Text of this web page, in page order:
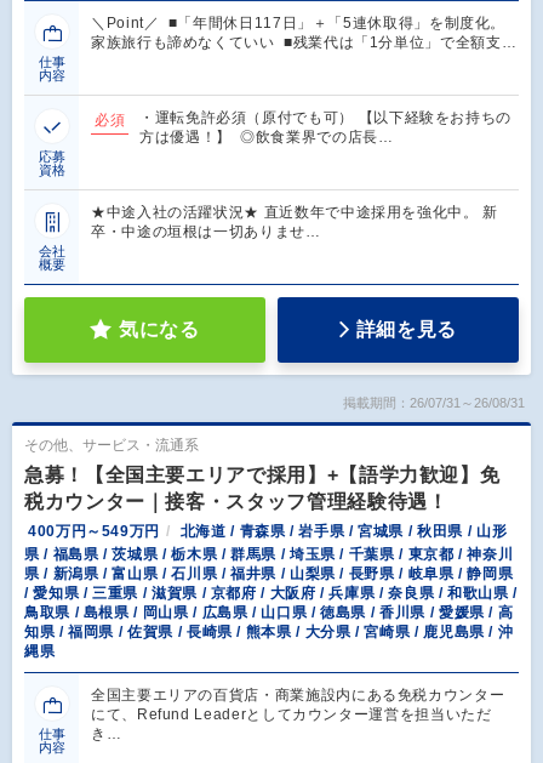
仕事
内容
＼Point／ ■「年間休日117日」＋「5連休取得」を制度化。
家族旅行も諦めなくていい ■残業代は「1分単位」で全額支…
応募
資格
必須
・運転免許必須（原付でも可） 【以下経験をお持ちの
方は優遇！】 ◎飲食業界での店長…
会社
概要
★中途入社の活躍状況★ 直近数年で中途採用を強化中。 新
卒・中途の垣根は一切ありませ…
気になる 詳細を見る
掲載期間：26/07/31～26/08/31
その他、サービス・流通系
急募！【全国主要エリアで採用】+【語学力歓迎】免
税カウンター｜接客・スタッフ管理経験待遇！
400万円～549万円
北海道 / 青森県 / 岩手県 / 宮城県 / 秋田県 / 山形
県 / 福島県 / 茨城県 / 栃木県 / 群馬県 / 埼玉県 / 千葉県 / 東京都 / 神奈川
県 / 新潟県 / 富山県 / 石川県 / 福井県 / 山梨県 / 長野県 / 岐阜県 / 静岡県
/ 愛知県 / 三重県 / 滋賀県 / 京都府 / 大阪府 / 兵庫県 / 奈良県 / 和歌山県 /
鳥取県 / 島根県 / 岡山県 / 広島県 / 山口県 / 徳島県 / 香川県 / 愛媛県 / 高
知県 / 福岡県 / 佐賀県 / 長崎県 / 熊本県 / 大分県 / 宮崎県 / 鹿児島県 / 沖
縄県
仕事
内容
全国主要エリアの百貨店・商業施設内にある免税カウンター
にて、Refund Leaderとしてカウンター運営を担当いただ
き…